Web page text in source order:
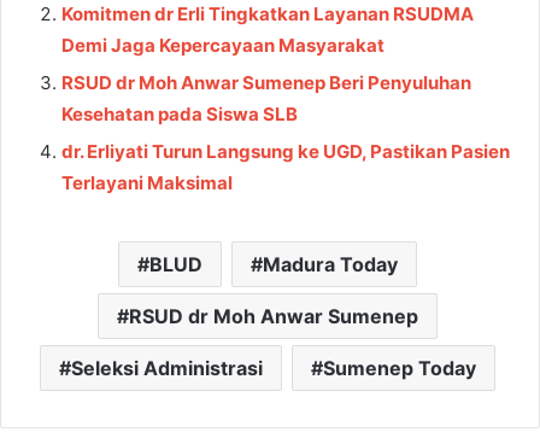
Komitmen dr Erli Tingkatkan Layanan RSUDMA
Demi Jaga Kepercayaan Masyarakat
RSUD dr Moh Anwar Sumenep Beri Penyuluhan
Kesehatan pada Siswa SLB
dr. Erliyati Turun Langsung ke UGD, Pastikan Pasien
Terlayani Maksimal
BLUD Madura Today
RSUD dr Moh Anwar Sumenep
Seleksi Administrasi Sumenep Today